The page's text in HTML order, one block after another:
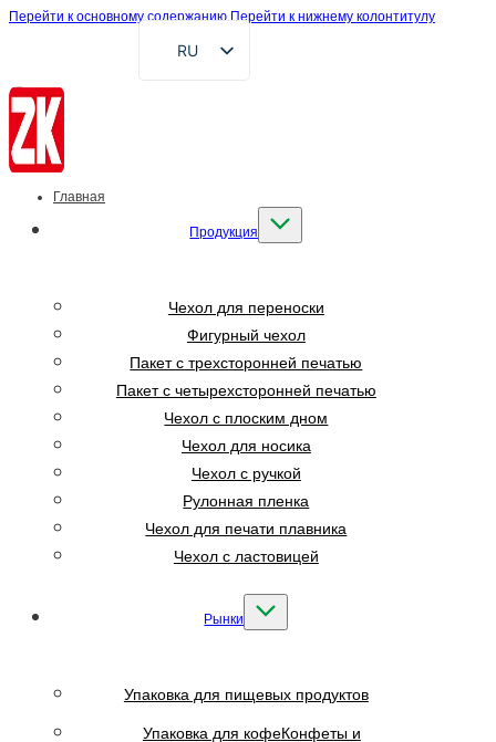
Перейти к основному содержанию Перейти к нижнему колонтитулу
RU
EN
ES
ID
Главная
Продукция
Чехол для переноски
Фигурный чехол
Пакет с трехсторонней печатью
Пакет с четырехсторонней печатью
Чехол с плоским дном
Чехол для носика
Чехол с ручкой
Рулонная пленка
Чехол для печати плавника
Чехол с ластовицей
Рынки
Упаковка для пищевых продуктов
Упаковка для кофеКонфеты и